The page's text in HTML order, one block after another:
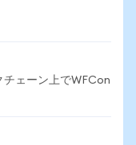
チェーン上でWFCon